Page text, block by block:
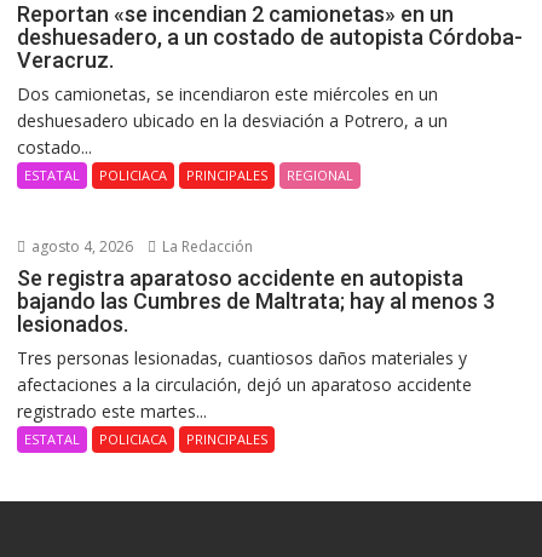
Reportan «se incendian 2 camionetas» en un
deshuesadero, a un costado de autopista Córdoba-
Veracruz.
Dos camionetas, se incendiaron este miércoles en un
deshuesadero ubicado en la desviación a Potrero, a un
costado...
ESTATAL POLICIACA PRINCIPALES REGIONAL
agosto 4, 2026 La Redacción
Se registra aparatoso accidente en autopista
bajando las Cumbres de Maltrata; hay al menos 3
lesionados.
Tres personas lesionadas, cuantiosos daños materiales y
afectaciones a la circulación, dejó un aparatoso accidente
registrado este martes...
ESTATAL POLICIACA PRINCIPALES